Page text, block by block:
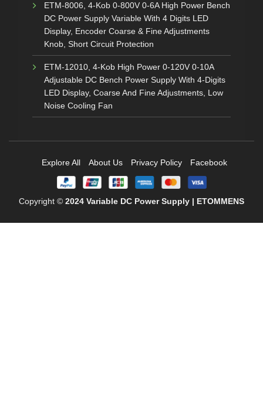
ETM-8006, 4-Kob 0-800V 0-6A High Power Bench
DC Power Supply Variable With 4 Digits LED
Display, Encoder Coarse & Fine Adjustments
Knob, Short Circuit Protection
ETM-12010, 4-Kob High Power 0-120V 0-10A
Adjustable DC Bench Power Supply With 4-Digits
LED Display, Coarse And Fine Adjustments, Low
Noise Cooling Fan
Copyright © 2024 Variable DC Power Supply | ETOMMENS
Explore All About Us Privacy Policy Facebook